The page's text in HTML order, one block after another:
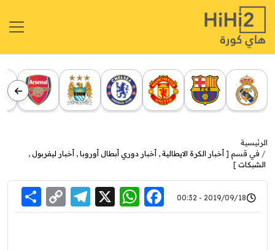
الرئيسية
في قسم [ أخبار الكرة الايطالية , أخبار دوري أبطال أوروبا , أخبار ليفربول ,
الشبكات ]
2019/09/18 - 00:32
Facebook
WhatsApp
X
Link